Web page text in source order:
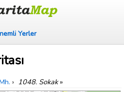
Yerler
› 1048. Sokak»